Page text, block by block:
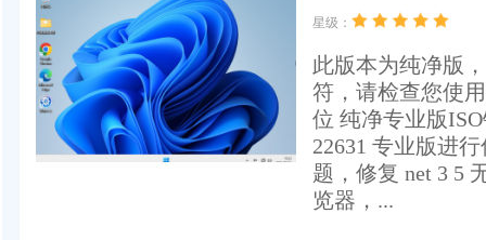
星级：
此版本为纯净版
符，请检查您使
位 纯净专业版
22631 专业版进
题，修复 net 3 5
览器，...